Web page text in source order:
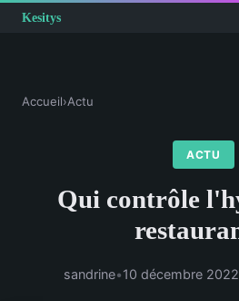
Accueil›Actu
ACTU
Qui contrôle
sandrine•10 décembre 2022